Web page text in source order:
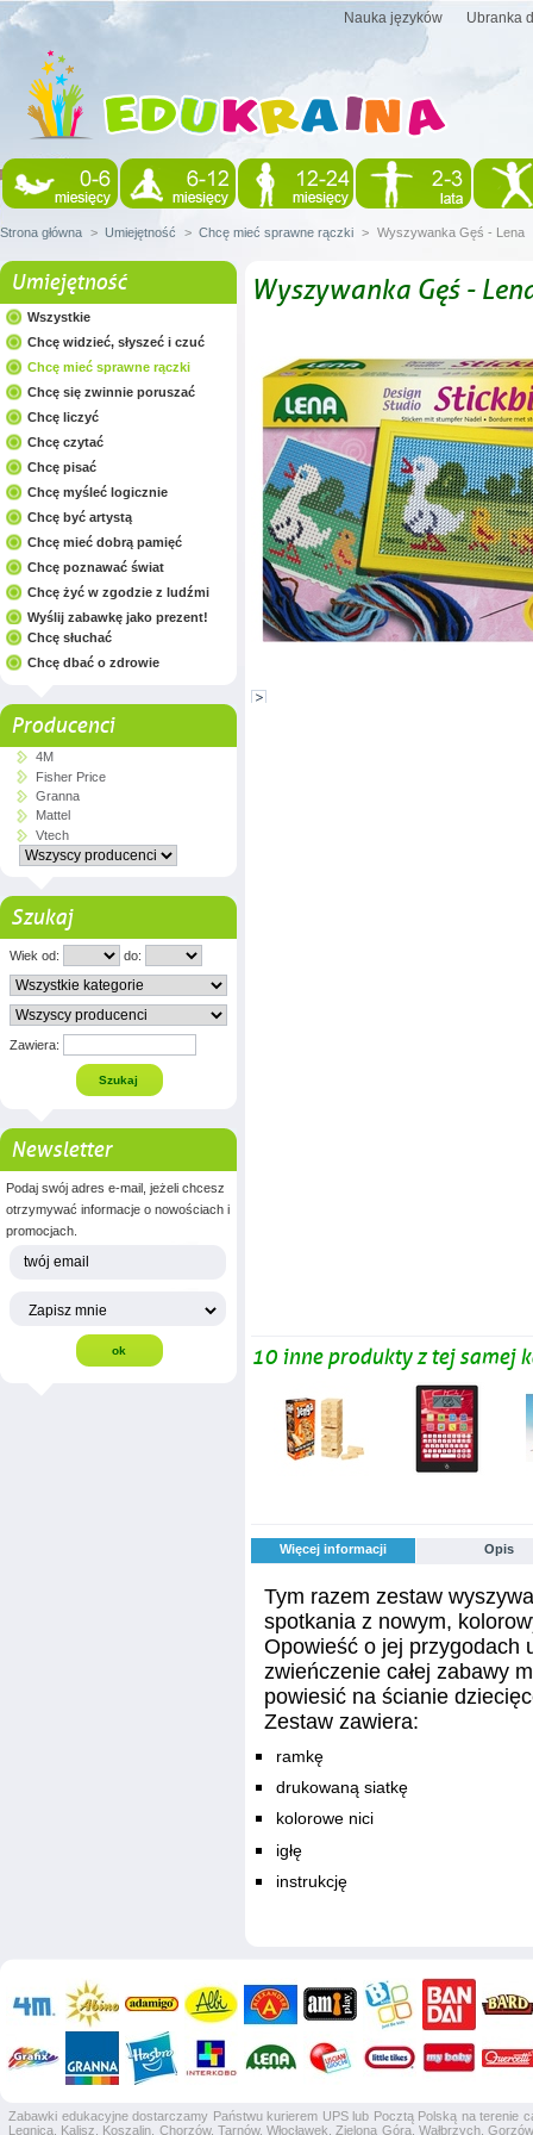
Nauka języków Ubranka
Strona główna > Umiejętność > Chcę mieć sprawne rączki > Wyszywanka Gęś - Lena
Umiejętność
Wszystkie
Chcę widzieć, słyszeć i czuć
Chcę mieć sprawne rączki
Chcę się zwinnie poruszać
Chcę liczyć
Chcę czytać
Chcę pisać
Chcę myśleć logicznie
Chcę być artystą
Chcę mieć dobrą pamięć
Chcę poznawać świat
Chcę żyć w zgodzie z ludźmi
Wyślij zabawkę jako prezent!
Chcę słuchać
Chcę dbać o zdrowie
Producenci
4M
Fisher Price
Granna
Mattel
Vtech
Szukaj
Wiek od: do:
Zawiera:
Newsletter
Podaj swój adres e-mail, jeżeli chcesz
otrzymywać informacje o nowościach i
promocjach.
Wyszywanka Gęś -
10 inne produkty z tej samej
Więcej informacji Opis
Tym razem zestaw
spotkania z nowym,
Opowieść o jej przygodach
zwieńczenie całej zabawy
powiesić na ścianie
Zestaw zawiera:
ramkę
drukowaną siatkę
kolorowe nici
igłę
instrukcję
Zabawki edukacyjne dostarczamy Państwu kurierem UPS lub Pocztą Polską na terenie
Legnica, Kalisz, Koszalin, Chorzów, Tarnów, Włocławek, Zielona Góra, Wałbrzych,